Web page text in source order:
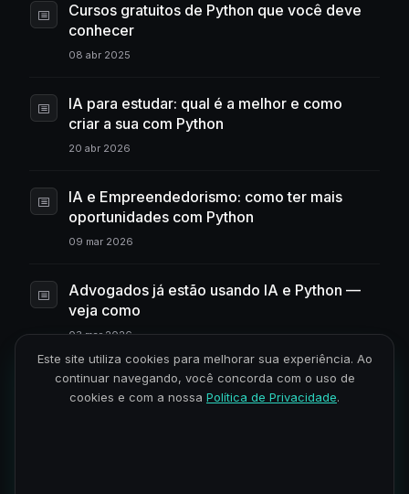
Cursos gratuitos de Python que você deve
conhecer
08 abr 2025
IA para estudar: qual é a melhor e como
criar a sua com Python
20 abr 2026
IA e Empreendedorismo: como ter mais
oportunidades com Python
09 mar 2026
Advogados já estão usando IA e Python —
veja como
03 mar 2026
Aplicativo com Python: design moderno
com Kivy e KivyMD
Este site utiliza cookies para melhorar sua experiência. Ao
continuar navegando, você concorda com o uso de
cookies e com a nossa Política de Privacidade.